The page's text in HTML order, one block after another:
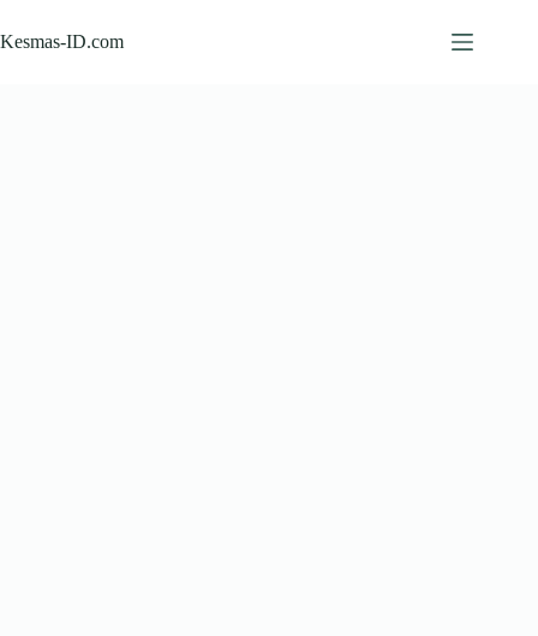
to
content
Kesmas-ID.com